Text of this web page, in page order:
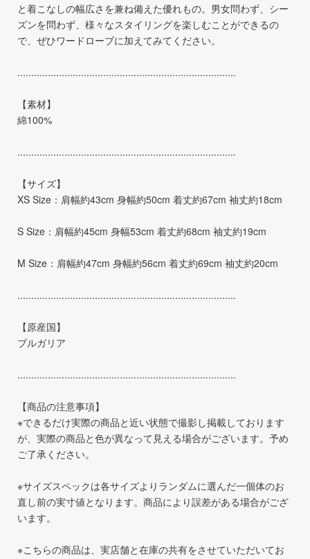
と着こなしの幅広さを兼ね備えた優れもの。男女問わず、シー
ズンを問わず、様々なスタイリングを楽しむことができるの
で、ぜひワードローブに加えてみてください。
...............................................................................
【素材】
綿100%
...............................................................................
【サイズ】
XS Size：肩幅約43cm 身幅約50cm 着丈約67cm 袖丈約18cm
S Size：肩幅約45cm 身幅53cm 着丈約68cm 袖丈約19cm
M Size：肩幅約47cm 身幅約56cm 着丈約69cm 袖丈約20cm
...............................................................................
【原産国】
ブルガリア
...............................................................................
【商品の注意事項】
※できるだけ実際の商品と近い状態で撮影し掲載しております
が、実際の商品と色が異なって見える場合がございます。予め
ご了承ください。
※サイズスペックは各サイズよりランダムに選んだ一個体のお
直し前の実寸値となります。商品により誤差がある場合がござ
います。
※こちらの商品は、実店舗と在庫の共有をさせていただいてお